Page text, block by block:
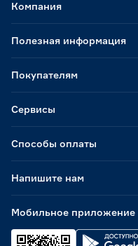
Способы оплаты
Мобильное приложение
Компания
Полезная информация
Покупателям
Сервисы
Напишите нам